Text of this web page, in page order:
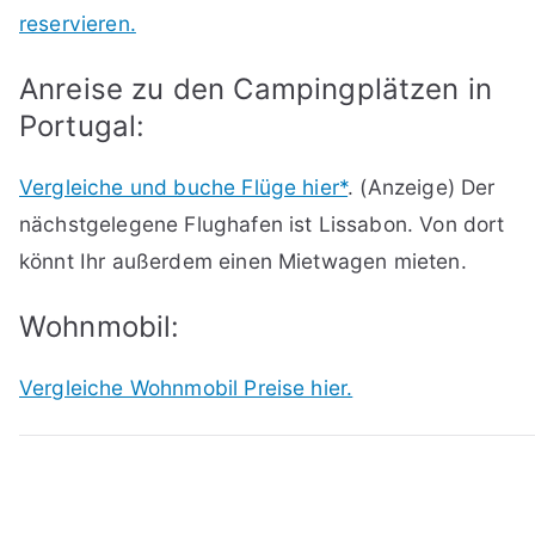
reservieren.
Anreise zu den Campingplätzen in
Portugal:
Vergleiche und buche Flüge hier*. (Anzeige) Der
nächstgelegene Flughafen ist Lissabon. Von dort
könnt Ihr außerdem einen Mietwagen mieten.
Wohnmobil:
Vergleiche Wohnmobil Preise hier.